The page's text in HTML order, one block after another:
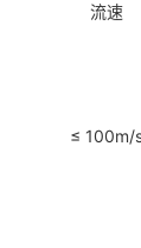
流速
≤ 100m/